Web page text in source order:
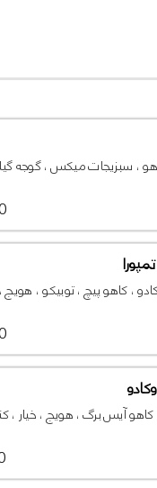
، سبزیجات میکس ، گوجه
، کاهو پیچ ، توبیکو ،
کاهو آیس برگ ، هویج ، خیار ،